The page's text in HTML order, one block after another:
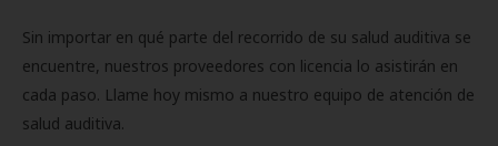
Sin importar en qué parte del recorrido de su salud auditiva se
encuentre, nuestros proveedores con licencia lo asistirán en
cada paso. Llame hoy mismo a nuestro equipo de atención de
salud auditiva.